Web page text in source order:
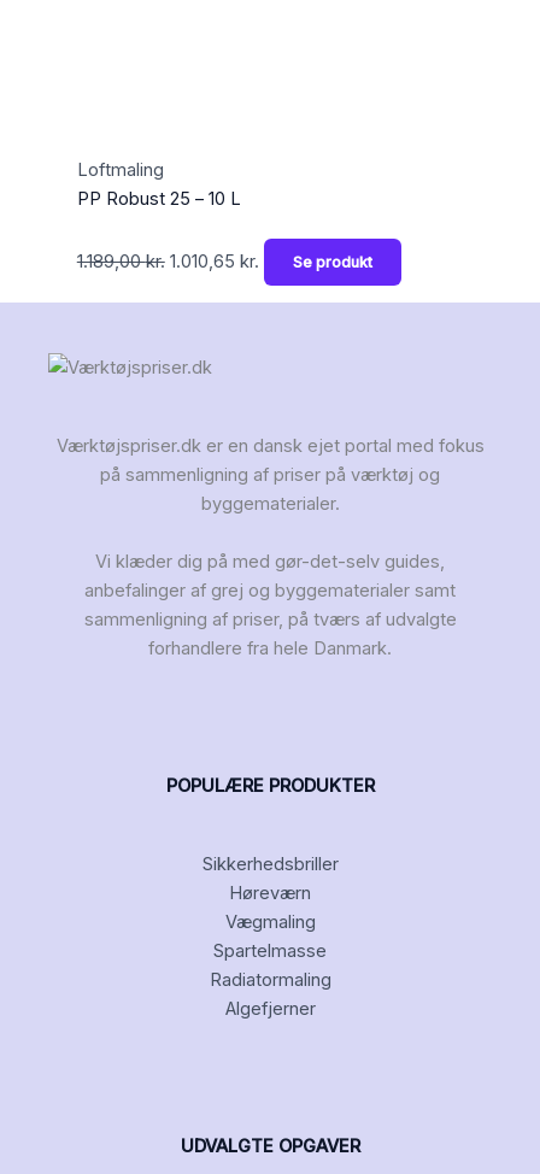
Loftmaling
PP Robust 25 – 10 L
1.189,00kr. 1.010,65 kr. Se produkt
Værktøjspriser.dk er en dansk ejet portal med fokus
på sammenligning af priser på værktøj og
byggematerialer.
Vi klæder dig på med gør-det-selv guides,
anbefalinger af grej og byggematerialer samt
sammenligning af priser, på tværs af udvalgte
forhandlere fra hele Danmark.
POPULÆRE PRODUKTER
Sikkerhedsbriller
Høreværn
Vægmaling
Spartelmasse
Radiatormaling
Algefjerner
UDVALGTE OPGAVER